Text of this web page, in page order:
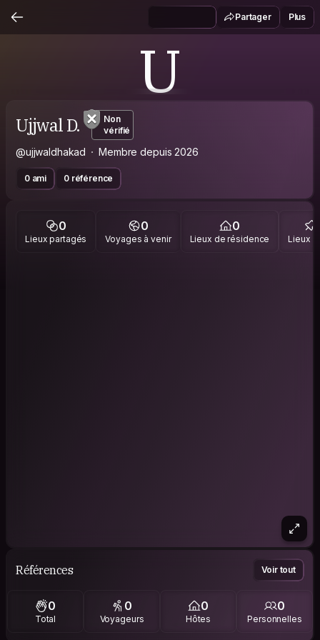
Partager Plus
U
Ujjwal D.
Non
vérifié
@ujjwaldhakad Membre depuis 2026
0 ami 0 référence
0
Lieux partagés
0
Voyages à venir
0
Lieux de résidence Lieux
Références Voir tout
0
Total
0
Voyageurs
0
Hôtes
0
Personnelles